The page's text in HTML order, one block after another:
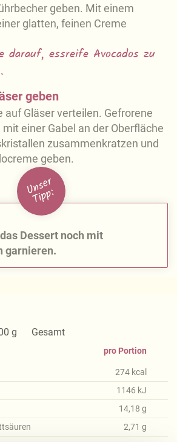
geben. Mit einem
glatten, feinen Creme
darauf, essreife Avocados zu
geben
auf Gläser verteilen. Gefrorene
einer Gabel an der Oberfläche
zusammenkratzen und
geben.
U
n
s
e
r
Ti
p
p:
Dessert noch mit
garnieren.
g Gesamt
pro Portion
274 kcal
1146 kJ
14,18 g
2,71 g